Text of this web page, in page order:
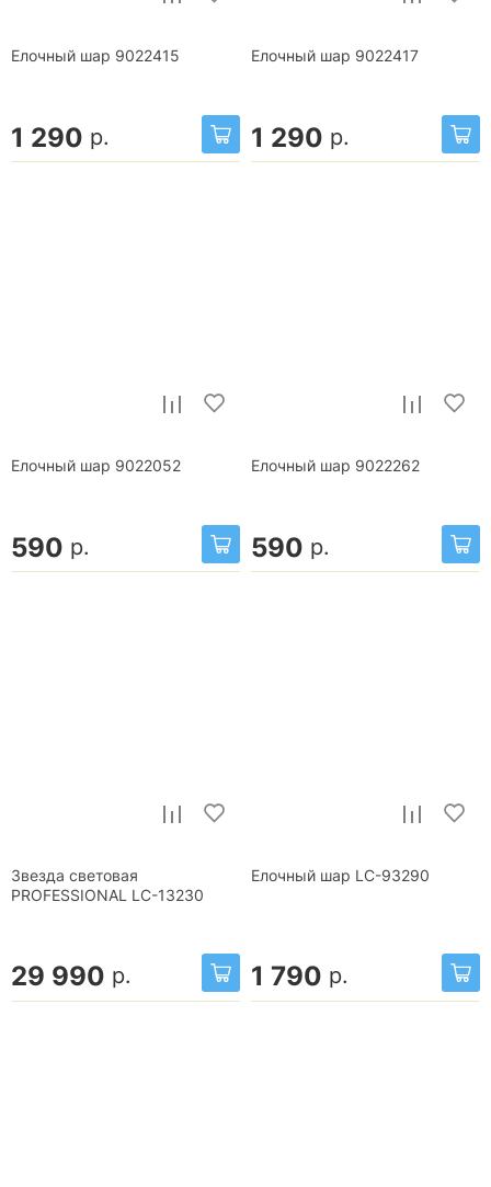
Елочный шар 9022415
1 290 р.
Елочный шар 9022417
1 290 р.
Елочный шар 9022052
590 р.
Елочный шар 9022262
590 р.
Звезда световая
PROFESSIONAL LC-13230
29 990 р.
Елочный шар LC-93290
1 790 р.